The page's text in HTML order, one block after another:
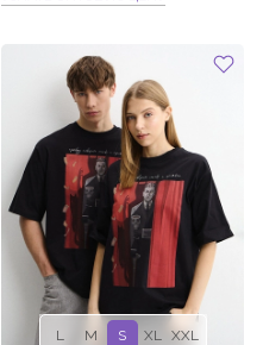
L M S XL XXL